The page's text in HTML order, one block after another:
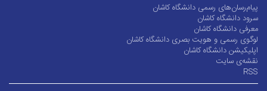
پیام‌رسان‌های رسمی دانشگاه کاشان
سرود دانشگاه کاشان
معرفی دانشگاه کاشان
لوگوی رسمی و هویت بصری دانشگاه کاشان
اپلیکیشن دانشگاه کاشان
نقشه‌ی سایت
RSS